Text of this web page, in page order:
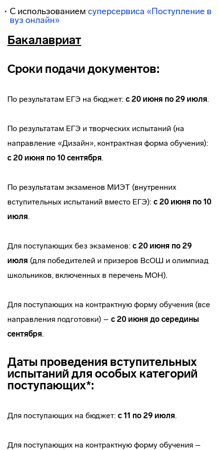
С использованием суперсервиса «Поступление в
вуз онлайн»
Бакалавриат
Сроки подачи документов:
По результатам ЕГЭ на бюджет: с 20 июня по 29 июля.
По результатам ЕГЭ и творческих испытаний (на
направление «Дизайн», контрактная форма обучения):
с 20 июня по 10 сентября.
По результатам экзаменов МИЭТ (внутренних
вступительных испытаний вместо ЕГЭ): с 20 июня по 10
июля.
Для поступающих без экзаменов: с 20 июня по 29
июля (для победителей и призеров ВсОШ и олимпиад
школьников, включенных в перечень МОН).
Для поступающих на контрактную форму обучения (все
направления подготовки) – с 20 июня до середины
сентября.
Даты проведения вступительных
испытаний для особых категорий
поступающих*:
Для поступающих на бюджет: с 11 по 29 июля.
Для поступающих на контрактную форму обучения –